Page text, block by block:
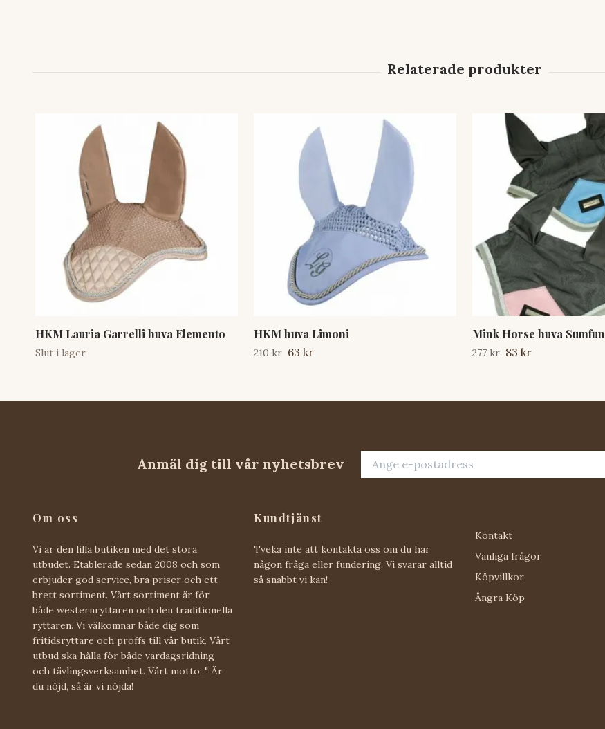
HKM Lauria Garrelli huva Elemento
Slut i lager
HKM huva Limoni
210 kr 63 kr
Mink Horse huva Sumfun
277 kr 83 kr
Anmäl dig till vår nyhetsbrev
Om oss
Vi är den lilla butiken med det stora
utbudet. Etablerade sedan 2008 och som
erbjuder god service, bra priser och ett
brett sortiment. Vårt sortiment är för
både westernryttaren och den traditionella
ryttaren. Vi välkomnar både dig som
fritidsryttare och proffs till vår butik. Vårt
utbud ska hålla för både vardagsridning
och tävlingsverksamhet. Vårt motto; " Är
du nöjd, så är vi nöjda!
Kundtjänst
Tveka inte att kontakta oss om du har
någon fråga eller fundering. Vi svarar alltid
så snabbt vi kan!
Kontakt
Vanliga frågor
Köpvillkor
Ångra Köp